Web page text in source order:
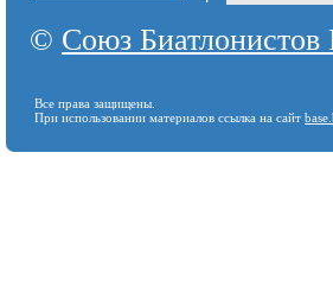
© Союз Биатлонистов
Все права защищены.
При использовании материалов ссылка на сайт